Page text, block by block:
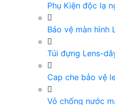
Phụ Kiện độc lạ
Bảo vệ màn hình
Túi đựng Lens-
Cap che bảo vệ
Vỏ chống nước